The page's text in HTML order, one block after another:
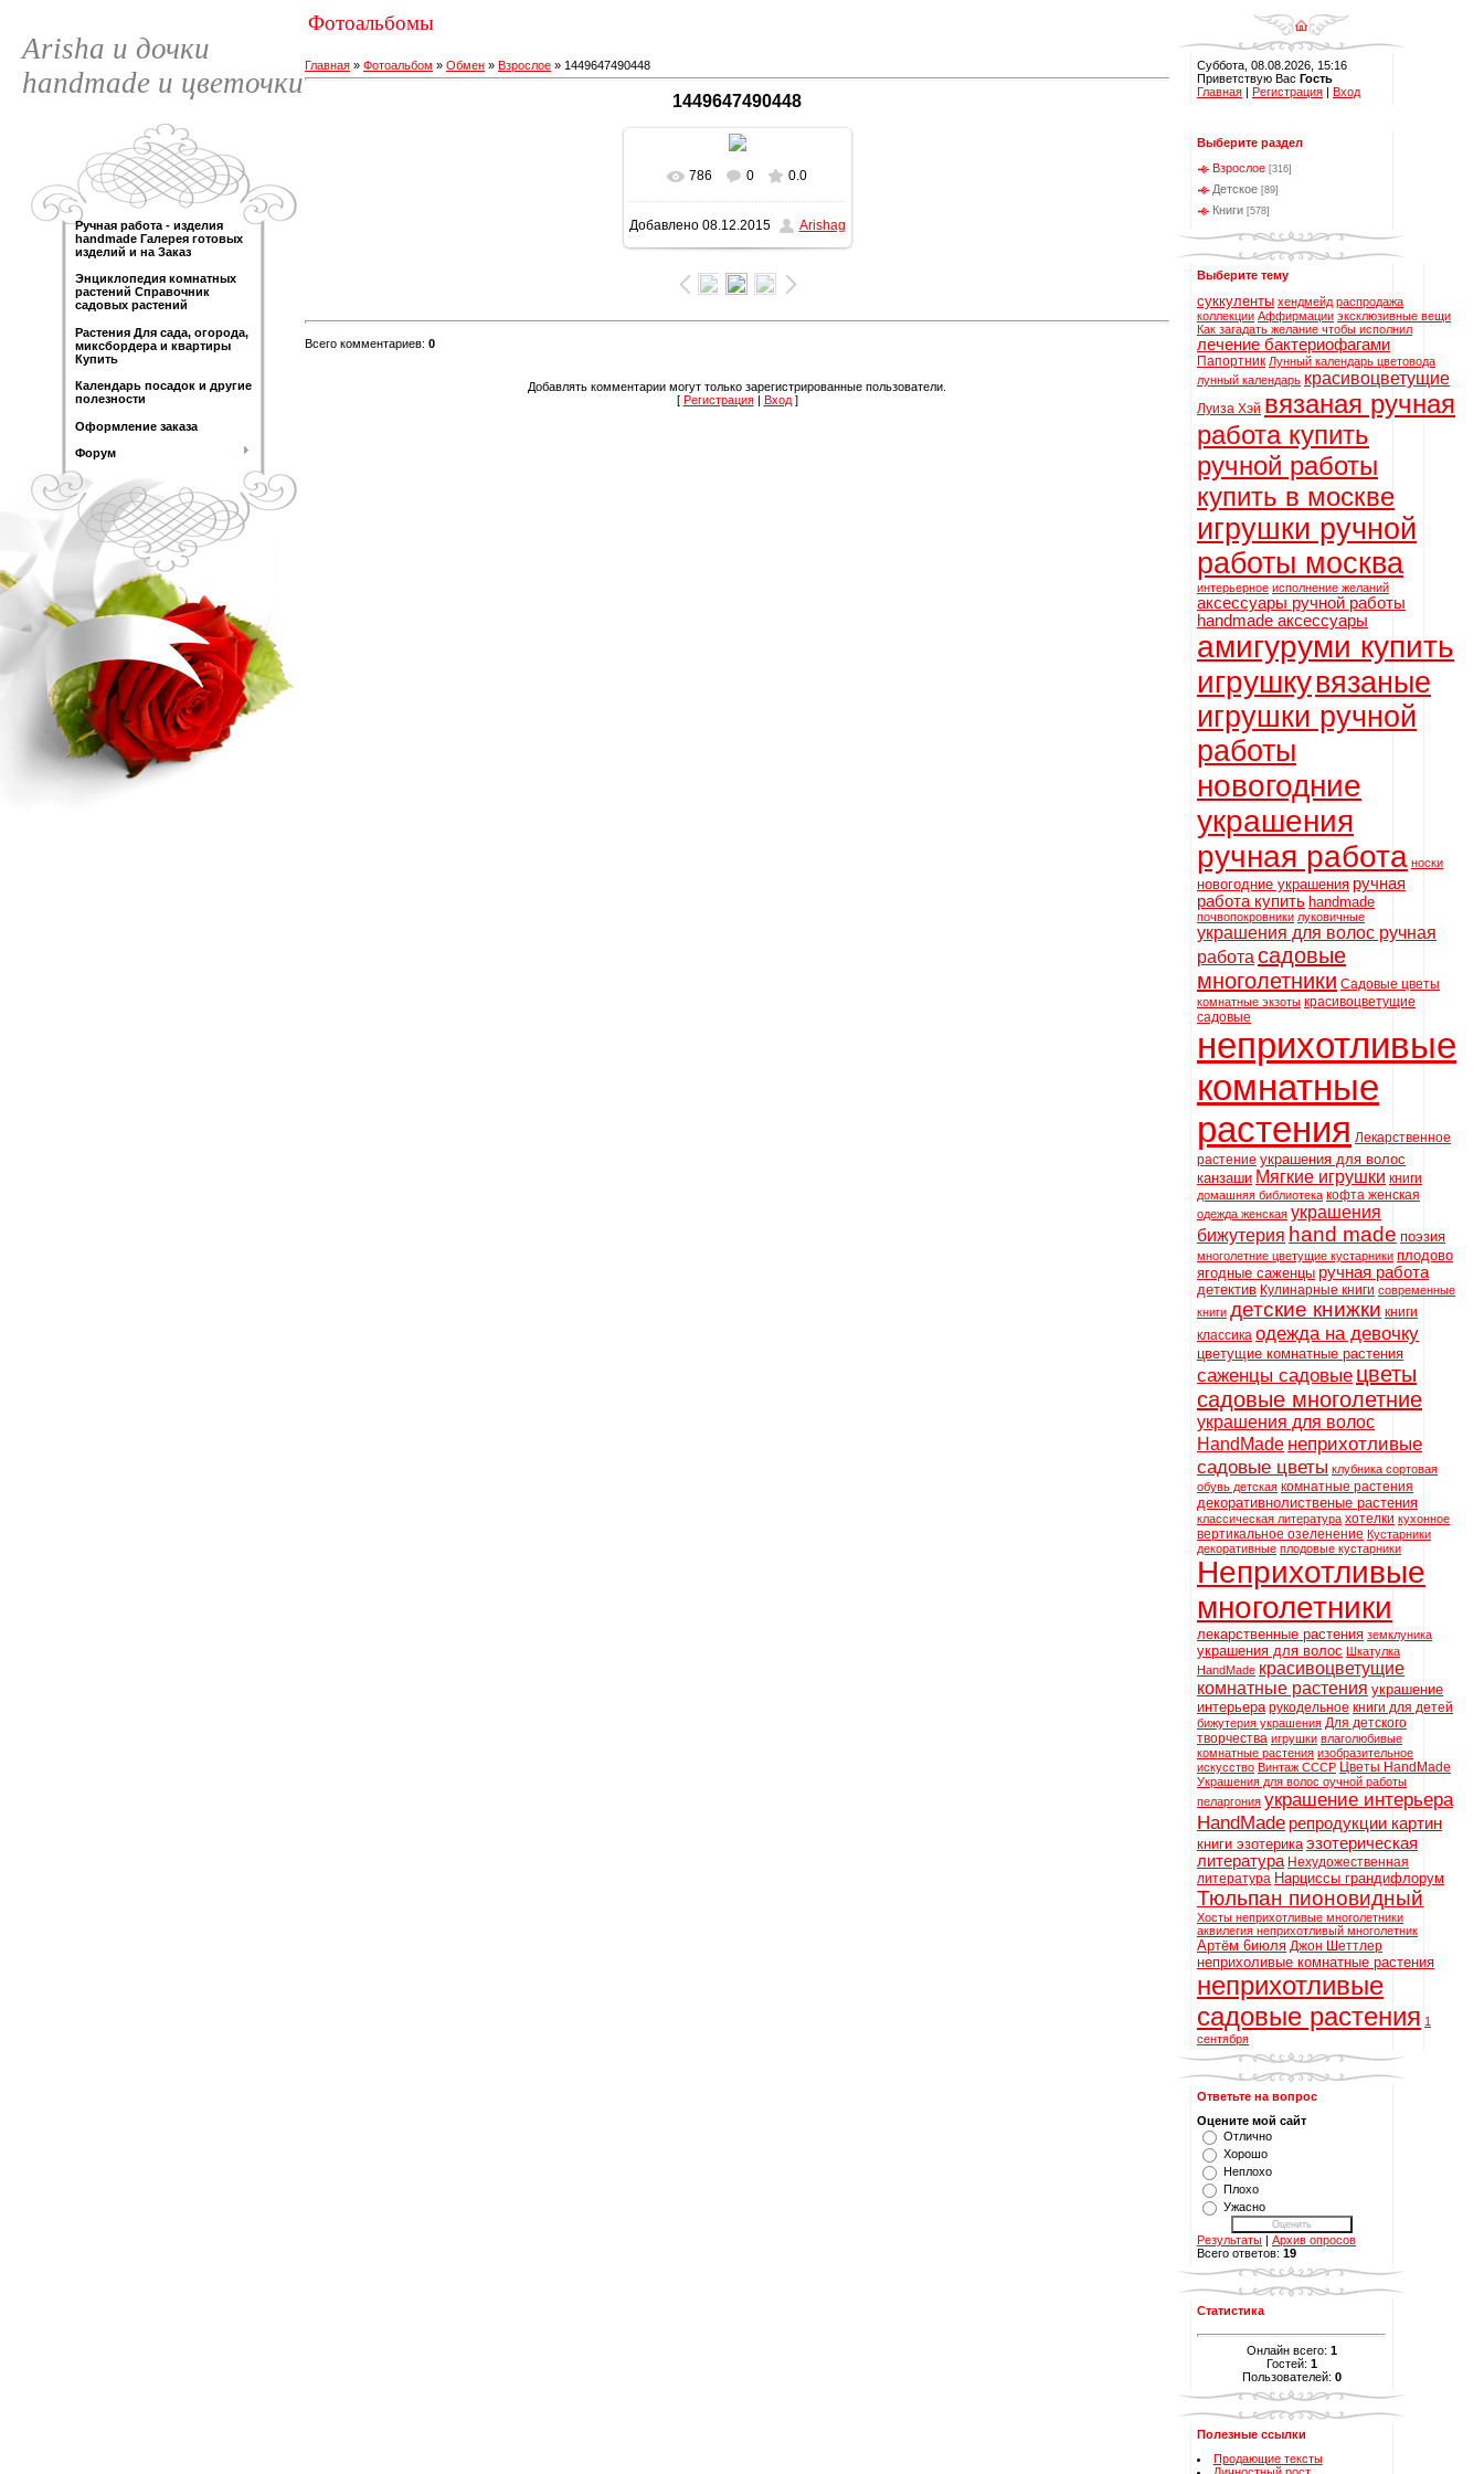
Arisha и дочки
handmade и цветочки
Ручная работа - изделия
handmade Галерея готовых
изделий и на Заказ
Энциклопедия комнатных
растений Справочник
садовых растений
Растения Для сада, огорода,
миксбордера и квартиры
Купить
Календарь посадок и другие
полезности
Оформление заказа
Форум
Фотоальбомы
Главная » Фотоальбом » Обмен » Взрослое » 1449647490448
1449647490448
В реальном размере
1600x1200/ 275.8Kb
786 0 0.0
Добавлено08.12.2015 Arishag
Всего комментариев: 0
Добавлять комментарии могут только зарегистрированные пользователи.
[ Регистрация| Вход]
Суббота, 08.08.2026, 15:16
Приветствую Вас Гость
Главная | Регистрация | Вход
Выберите раздел
Взрослое [316]
Детское [89]
Книги [578]
Выберите тему
суккуленты хендмейд распродажа
коллекции Аффирмации эксклюзивные вещи
Как загадать желание чтобы исполнил
лечение бактериофагами
Папортник Лунный календарь цветовода
лунный календарь красивоцветущие
Луиза Хэй вязаная ручная
работа купить
ручной работы
купить в москве
игрушки ручной
работы москва
интерьерное исполнение желаний
аксессуары ручной работы
handmade аксессуары
амигуруми купить
игрушкувязаные
игрушки ручной
работы
новогодние
украшения
ручная работа носки
новогодние украшения ручная
работа купить handmade
почвопокровники луковичные
украшения для волос ручная
работа садовые
многолетники Садовые цветы
комнатные экзоты красивоцветущие
садовые
неприхотливые
комнатные
растения Лекарственное
растение украшения для волос
канзаши Мягкие игрушки книги
домашняя библиотека кофта женская
одежда женская украшения
бижутерия hand made поэзия
многолетние цветущие кустарники плодово
ягодные саженцы ручная работа
детектив Кулинарные книги современные
книги детские книжки книги
классика одежда на девочку
цветущие комнатные растения
саженцы садовые цветы
садовые многолетние
украшения для волос
HandMade неприхотливые
садовые цветы клубника сортовая
обувь детская комнатные растения
декоративнолиственые растения
классическая литература хотелки кухонное
вертикальное озеленение Кустарники
декоративные плодовые кустарники
Неприхотливые
многолетники
лекарственные растения земклуника
украшения для волос Шкатулка
HandMade красивоцветущие
комнатные растения украшение
интерьера рукодельное книги для детей
бижутерия украшения Для детского
творчества игрушки влаголюбивые
комнатные растения изобразительное
искусство Винтаж СССР Цветы HandMade
Украшения для волос оучной работы
пеларгония украшение интерьера
HandMade репродукции картин
книги эзотерика эзотерическая
литература Нехудожественная
литература Нарциссы грандифлорум
Тюльпан пионовидный
Хосты неприхотливые многолетники
аквилегия неприхотливый многолетник
Артём 6июля Джон Шеттлер
неприхоливые комнатные растения
неприхотливые
садовые растения 1
сентября
Ответьте на вопрос
Оцените мой сайт
Отлично
Хорошо
Неплохо
Плохо
Ужасно
Результаты | Архив опросов
Всего ответов: 19
Статистика
Онлайн всего: 1
Гостей: 1
Пользователей: 0
Полезные ссылки
Продающие тексты